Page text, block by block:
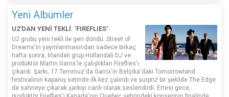
Yeni Albümler
U2'DAN YENİ TEKLİ: 'FIREFLIES'
U2 grubu yeni tekli ile geri döndü. Street of
Dreams'in yayınlanmasından sadece birkaç
hafta sonra, İrlandalı grup Hollandalı DJ ve
prodüktör Martin Garrix'le çalıştıkları Fireflies'ı
çıkardı. Şarkı, 17 Temmuz'da Garrix'in Belçika'daki Tomorrowland
festivalinin kapanış setinde ilk kez çalındı ​​ve sürpriz bir şekilde The Edge
de sahneye çıkarak şarkıyı canlı olarak seslendirdi. Ertesi gece,